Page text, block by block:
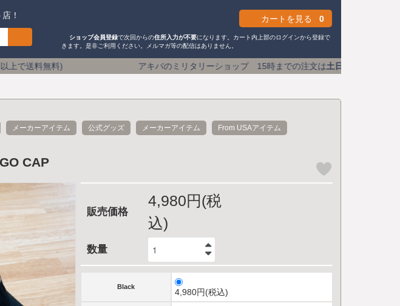
！ カートを見る 0
ショップ会員登録で次回からの住所入力が不要になります。カート内上部のログインから登録で
きます。是非ご利用ください。メルマガ等の配信はありません。
) アキバのミリタリーショップ 15時までの注文は土日祝も即日発送送料590円 (1万円
メーカーアイテム 公式グッズ メーカーアイテム From USAアイテム
CAP
販売価格
4,980円(税
込)
数量
Black
4,980円(税込)